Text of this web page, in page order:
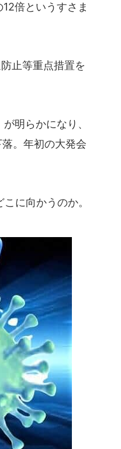
倍というすさま
止等重点措置を
明らかになり、
。年初の大発会
に向かうのか。